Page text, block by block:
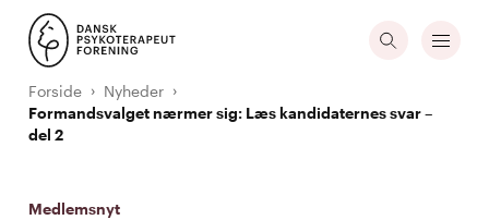
Forside
Nyheder
Formandsvalget nærmer sig: Læs kandidaternes svar –
del 2
Medlemsnyt